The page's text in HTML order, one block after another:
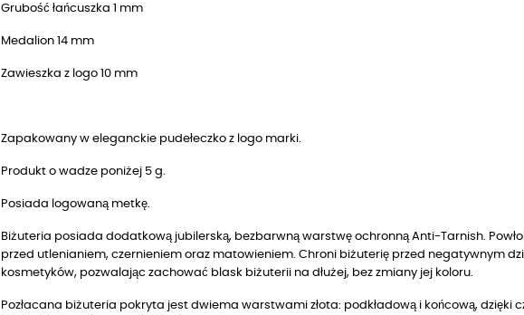
Grubość łańcuszka 1 mm
Medalion 14 mm
Zawieszka z logo 10 mm
Zapakowany w eleganckie pudełeczko z logo marki.
Produkt o wadze poniżej 5 g.
Posiada logowaną metkę.
Biżuteria posiada dodatkową jubilerską, bezbarwną warstwę ochronną Anti-Tarnish.
przed utlenianiem, czernieniem oraz matowieniem. Chroni biżuterię przed negatywnym
kosmetyków, pozwalając zachować blask biżuterii na dłużej, bez zmiany jej koloru.
Pozłacana biżuteria pokryta jest dwiema warstwami złota: podkładową i końcową, dzięki